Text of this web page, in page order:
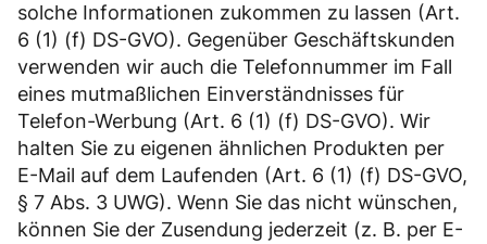
solche Informationen zukommen zu lassen (Art.
6 (1) (f) DS-GVO). Gegenüber Geschäftskunden
verwenden wir auch die Telefonnummer im Fall
eines mutmaßlichen Einverständnisses für
Telefon-Werbung (Art. 6 (1) (f) DS-GVO). Wir
halten Sie zu eigenen ähnlichen Produkten per
E-Mail auf dem Laufenden (Art. 6 (1) (f) DS-GVO,
§ 7 Abs. 3 UWG). Wenn Sie das nicht wünschen,
können Sie der Zusendung jederzeit (z. B. per E-